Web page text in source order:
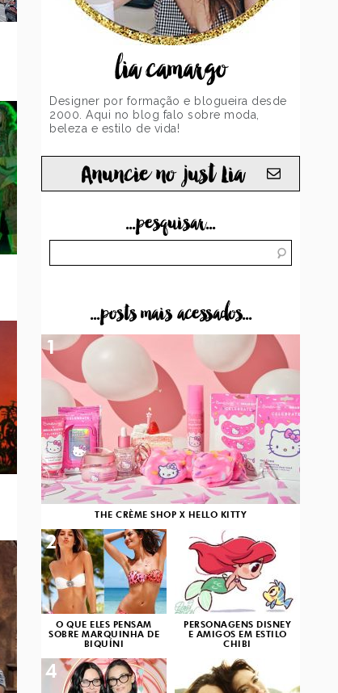
lia camargo
Designer por formação e blogueira desde
2000. Aqui no blog falo sobre moda,
beleza e estilo de vida!
Anuncie no just Lia
...pesquisar...
...posts mais acessados...
THE CRÈME SHOP X HELLO KITTY
1
O QUE ELES PENSAM
SOBRE MARQUINHA DE
BIQUÍNI
2
PERSONAGENS DISNEY
E AMIGOS EM ESTILO
CHIBI
3
4